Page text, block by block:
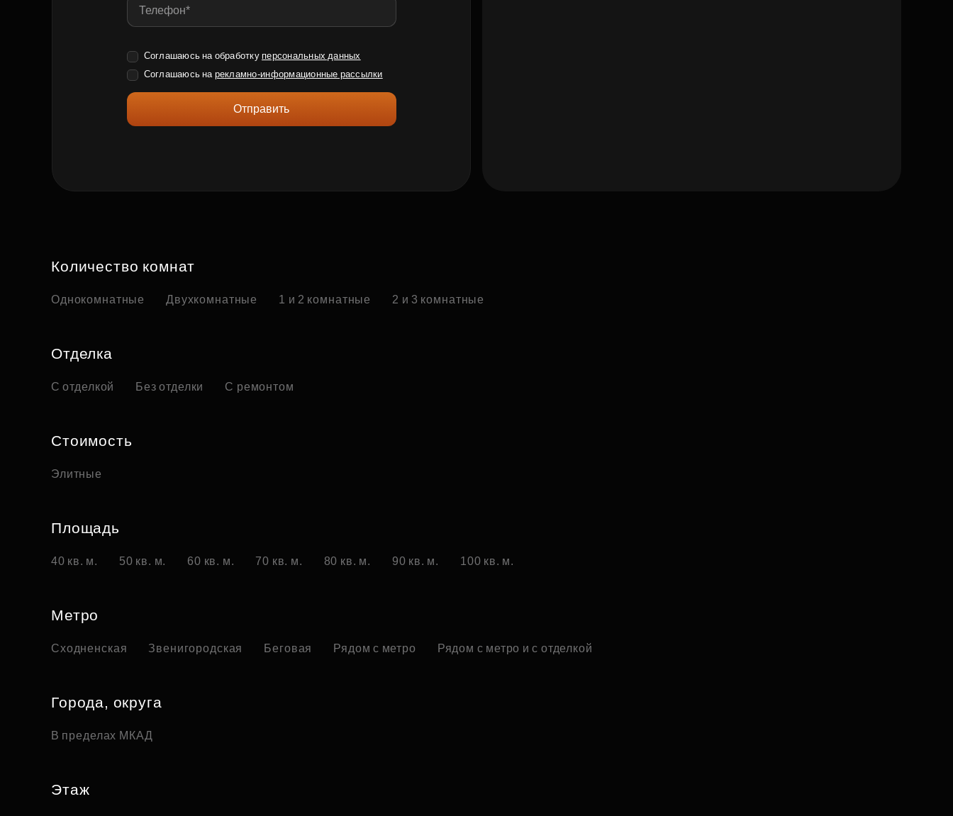
Соглашаюсь на обработку персональных данных
Соглашаюсь на рекламно-информационные рассылки
Отправить
Количество комнат
Однокомнатные Двухкомнатные 1 и 2 комнатные 2 и 3 комнатные
Отделка
С отделкой Без отделки С ремонтом
Стоимость
Элитные
Площадь
40 кв. м. 50 кв. м. 60 кв. м. 70 кв. м. 80 кв. м. 90 кв. м. 100 кв. м.
Метро
Сходненская Звенигородская Беговая Рядом с метро Рядом с метро и с отделкой
Города, округа
В пределах МКАД
Этаж